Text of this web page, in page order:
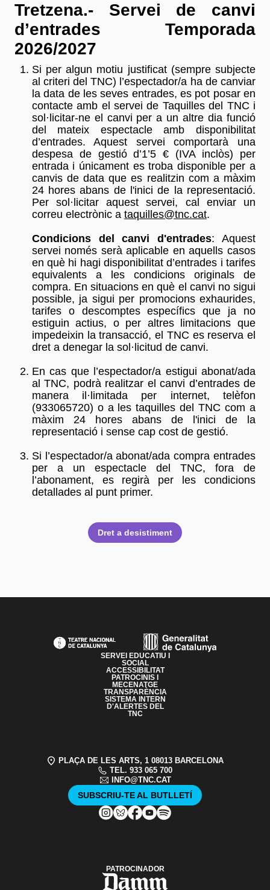
Tretzena.- Servei de canvi
d’entrades Temporada
2026/2027
Si per algun motiu justificat (sempre subjecte
al criteri del TNC) l’espectador/a ha de canviar
la data de les seves entrades, es pot posar en
contacte amb el servei de Taquilles del TNC i
sol·licitar-ne el canvi per a un altre dia funció
del mateix espectacle amb disponibilitat
d’entrades. Aquest servei comportarà una
despesa de gestió d’1’5 € (IVA inclòs) per
entrada i únicament es troba disponible per a
canvis de data que es realitzin com a màxim
24 hores abans de l'inici de la representació.
Per sol·licitar aquest servei, cal enviar un
correu electrònic a taquilles@tnc.cat.
Condicions del canvi d'entrades: Aquest
servei només serà aplicable en aquells casos
en què hi hagi disponibilitat d’entrades i tarifes
equivalents a les condicions originals de
compra. En situacions en què el canvi no sigui
possible, ja sigui per promocions exhaurides,
tarifes o descomptes específics que ja no
estiguin actius, o per altres limitacions que
impedeixin la transacció, el TNC es reserva el
dret a denegar la sol·licitud de canvi.
En cas que l’espectador/a estigui abonat/ada
al TNC, podrà realitzar el canvi d’entrades de
manera il·limitada per internet, telèfon
(933065720) o a les taquilles del TNC com a
màxim 24 hores abans de l'inici de la
representació i sense cap cost de gestió.
Si l’espectador/a abonat/ada compra entrades
per a un espectacle del TNC, fora de
l’abonament, es regirà per les condicions
detallades al punt primer.
Dret a desistiment
SERVEI EDUCATIU I
SOCIAL
ACCESSIBILITAT
PATROCINIS I
MECENATGE
TRANSPARÈNCIA
SISTEMA INTERN
D'ALERTES DEL
TNC
PLAÇA DE LES ARTS, 1 08013 BARCELONA
TEL. 933 065 700
INFO@TNC.CAT
SUBSCRIU-TE AL BUTLLETÍ
PATROCINADOR